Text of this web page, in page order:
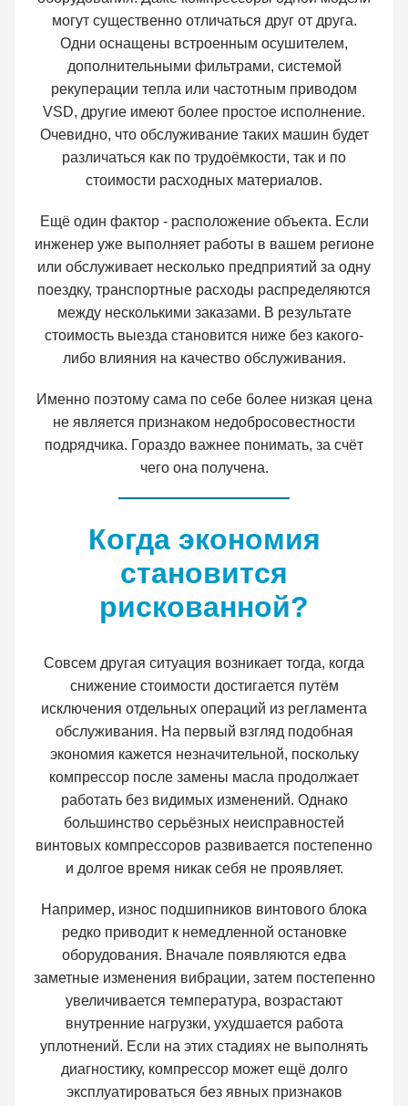
могут существенно отличаться друг от друга.
Одни оснащены встроенным осушителем,
дополнительными фильтрами, системой
рекуперации тепла или частотным приводом
VSD, другие имеют более простое исполнение.
Очевидно, что обслуживание таких машин будет
различаться как по трудоёмкости, так и по
стоимости расходных материалов.
Ещё один фактор - расположение объекта. Если
инженер уже выполняет работы в вашем регионе
или обслуживает несколько предприятий за одну
поездку, транспортные расходы распределяются
между несколькими заказами. В результате
стоимость выезда становится ниже без какого-
либо влияния на качество обслуживания.
Именно поэтому сама по себе более низкая цена
не является признаком недобросовестности
подрядчика. Гораздо важнее понимать, за счёт
чего она получена.
Когда экономия
становится
рискованной?
Совсем другая ситуация возникает тогда, когда
снижение стоимости достигается путём
исключения отдельных операций из регламента
обслуживания. На первый взгляд подобная
экономия кажется незначительной, поскольку
компрессор после замены масла продолжает
работать без видимых изменений. Однако
большинство серьёзных неисправностей
винтовых компрессоров развивается постепенно
и долгое время никак себя не проявляет.
Например, износ подшипников винтового блока
редко приводит к немедленной остановке
оборудования. Вначале появляются едва
заметные изменения вибрации, затем постепенно
увеличивается температура, возрастают
внутренние нагрузки, ухудшается работа
уплотнений. Если на этих стадиях не выполнять
диагностику, компрессор может ещё долго
эксплуатироваться без явных признаков